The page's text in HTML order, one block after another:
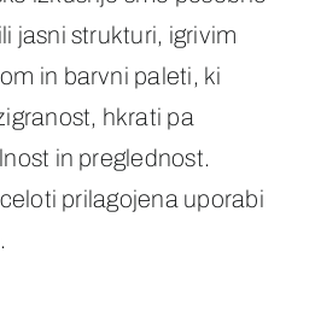
jasni strukturi, igrivim
in barvni paleti, ki
hkrati pa
in preglednost.
prilagojena uporabi